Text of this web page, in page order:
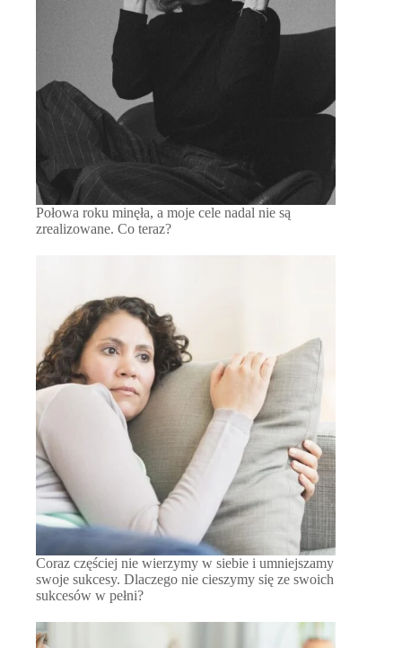
Połowa roku minęła, a moje cele nadal nie są
zrealizowane. Co teraz?
Coraz częściej nie wierzymy w siebie i umniejszamy
swoje sukcesy. Dlaczego nie cieszymy się ze swoich
sukcesów w pełni?